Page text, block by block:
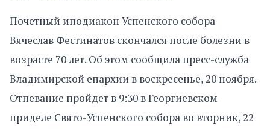
Почетный иподиакон Успенского собора
Вячеслав Фестинатов скончался после болезни в
возрасте 70 лет. Об этом сообщила пресс-служба
Владимирской епархии в воскресенье, 20 ноября.
Отпевание пройдет в 9:30 в Георгиевском
приделе Свято-Успенского собора во вторник, 22